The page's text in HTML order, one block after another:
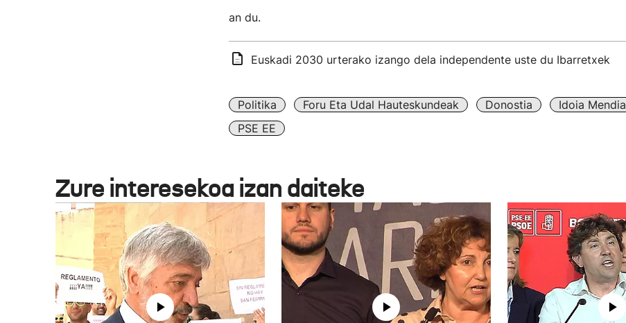
an du.
Euskadi 2030 urterako izango dela independente uste du Ibarretxek
Politika Foru Eta Udal Hauteskundeak Donostia
Idoia Mendia
PSE EE
Zure interesekoa izan daiteke